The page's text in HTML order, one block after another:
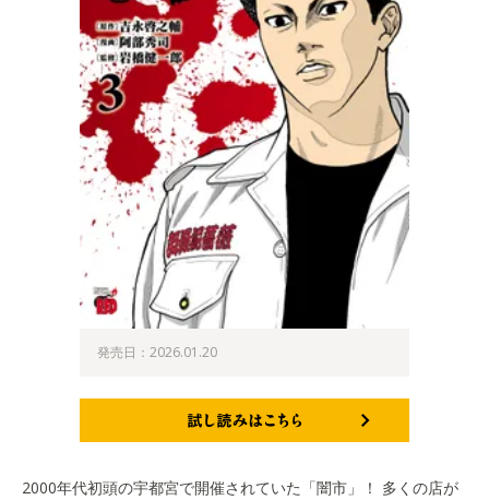
発売日：2026.01.20
2000年代初頭の宇都宮で開催されていた「闇市」！ 多くの店が